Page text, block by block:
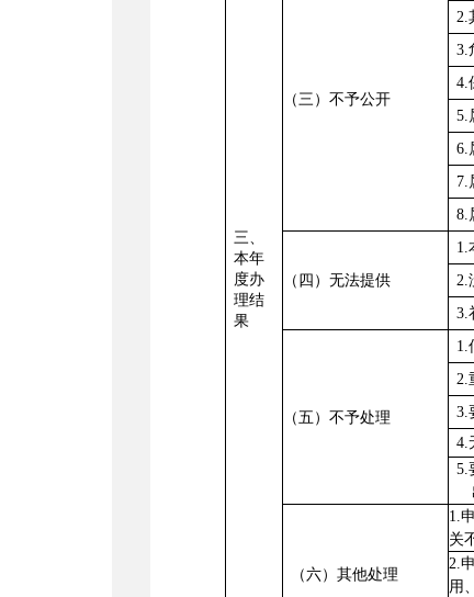
三、
本年
度办
理结
果
（三）不予公开
2.
3.
4.
5.
6.
7.
8.
（四）无法提供
1.
2.
3.
（五）不予处理
1.
2.
3.
4.
5.
（六）其他处理
1.
关
2.
用